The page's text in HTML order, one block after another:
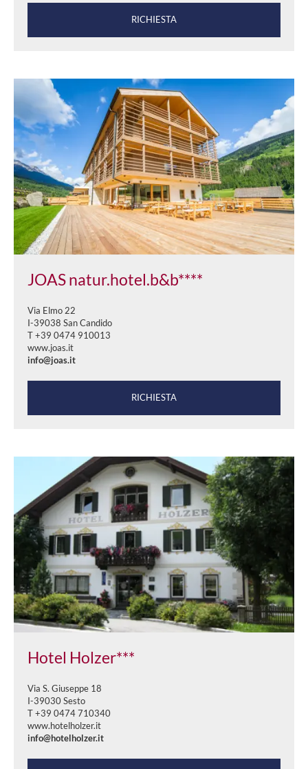
RICHIESTA
JOAS natur.hotel.b&b****
Via Elmo 22
I-39038 San Candido
T +39 0474 910013
www.joas.it
info@joas.it
RICHIESTA
Hotel Holzer***
Via S. Giuseppe 18
I-39030 Sesto
T +39 0474 710340
www.hotelholzer.it
info@hotelholzer.it